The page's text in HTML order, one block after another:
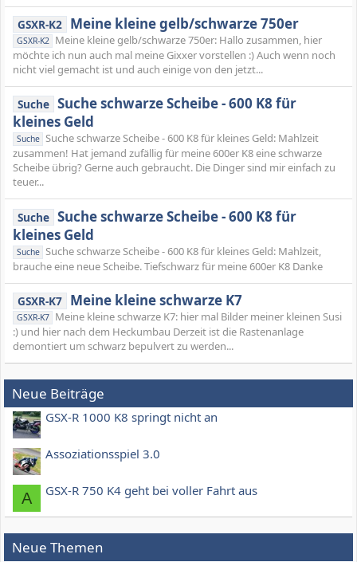
GSXR-K2 Meine kleine gelb/schwarze 750er
GSXR-K2 Meine kleine gelb/schwarze 750er: Hallo zusammen, hier
möchte ich nun auch mal meine Gixxer vorstellen :) Auch wenn noch
nicht viel gemacht ist und auch einige von den jetzt...
Suche Suche schwarze Scheibe - 600 K8 für
kleines Geld
Suche Suche schwarze Scheibe - 600 K8 für kleines Geld: Mahlzeit
zusammen! Hat jemand zufällig für meine 600er K8 eine schwarze
Scheibe übrig? Gerne auch gebraucht. Die Dinger sind mir einfach zu
teuer...
Suche Suche schwarze Scheibe - 600 K8 für
kleines Geld
Suche Suche schwarze Scheibe - 600 K8 für kleines Geld: Mahlzeit,
brauche eine neue Scheibe. Tiefschwarz für meine 600er K8 Danke
GSXR-K7 Meine kleine schwarze K7
GSXR-K7 Meine kleine schwarze K7: hier mal Bilder meiner kleinen Susi
:) und hier nach dem Heckumbau Derzeit ist die Rastenanlage
demontiert um schwarz bepulvert zu werden...
Neue Beiträge
GSX-R 1000 K8 springt nicht an
Assoziationsspiel 3.0
A GSX-R 750 K4 geht bei voller Fahrt aus
Neue Themen